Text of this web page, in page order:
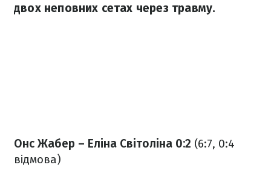
двох неповних сетах через травму.
Онс Жабер – Еліна Світоліна 0:2 (6:7, 0:4
відмова)